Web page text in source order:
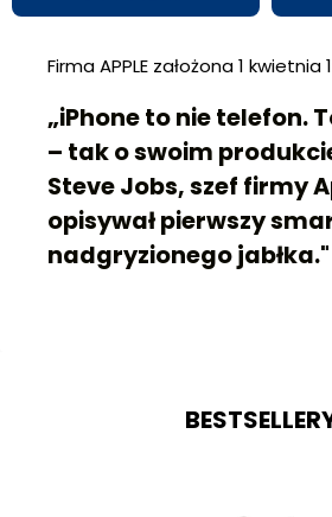
Firma APPLE założona 1 kwietnia
„iPhone to nie telefon.
– tak o swoim
Steve Jobs, szef firmy
opisywał pierwszy
nadgryzionego jabłka."
Gdy w 2007 roku pokazano na
smartfona bez dotykowego